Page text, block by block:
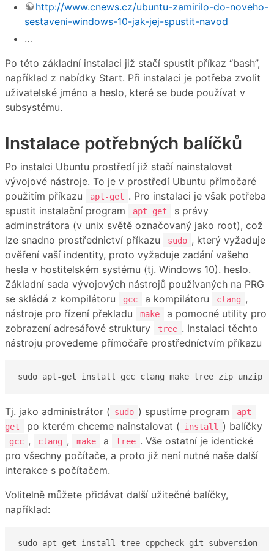
http://www.cnews.cz/ubuntu-zamirilo-do-noveho-
sestaveni-windows-10-jak-jej-spustit-navod
…
Po této základní instalaci již stačí spustit příkaz “bash”,
například z nabídky Start. Při instalaci je potřeba zvolit
uživatelské jméno a heslo, které se bude používat v
subsystému.
Instalace potřebných balíčků
Po instalci Ubuntu prostředí již stačí nainstalovat
vývojové nástroje. To je v prostředí Ubuntu přímočaré
použitím příkazu
apt-get . Pro instalaci je však potřeba
spustit instalační program
apt-get
s právy
adminstrátora (v unix světě označovaný jako root), což
lze snadno prostřednictví příkazu
sudo , který vyžaduje
ověření vaší indentity, proto vyžaduje zadání vašeho
hesla v hostitelském systému (tj. Windows 10). heslo.
Základní sada vývojových nástrojů používaných na PRG
se skládá z kompilátoru
gcc a kompilátoru clang ,
nástroje pro řízení překladu
make
a pomocné utility pro
zobrazení adresářové struktury
tree . Instalaci těchto
nástroju provedeme přímočaře prostředníctvím příkazu
sudo apt-get install gcc clang make tree zip unzip
Tj. jako administrátor ( sudo ) spustíme program
apt-
get
po kterém chceme nainstalovat ( install ) balíčky
gcc , clang , make a tree . Vše ostatní je identické
pro všechny počítače, a proto již není nutné naše další
interakce s počítačem.
Volitelně můžete přidávat další užitečné balíčky,
například:
sudo apt-get install tree cppcheck git subversion